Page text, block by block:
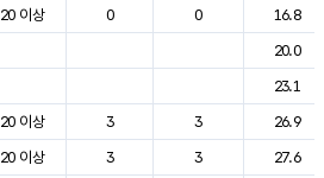
20 이상 0 0
16.8
20.0
23.1
20 이상 3 3
26.9
20 이상 3 3
27.6